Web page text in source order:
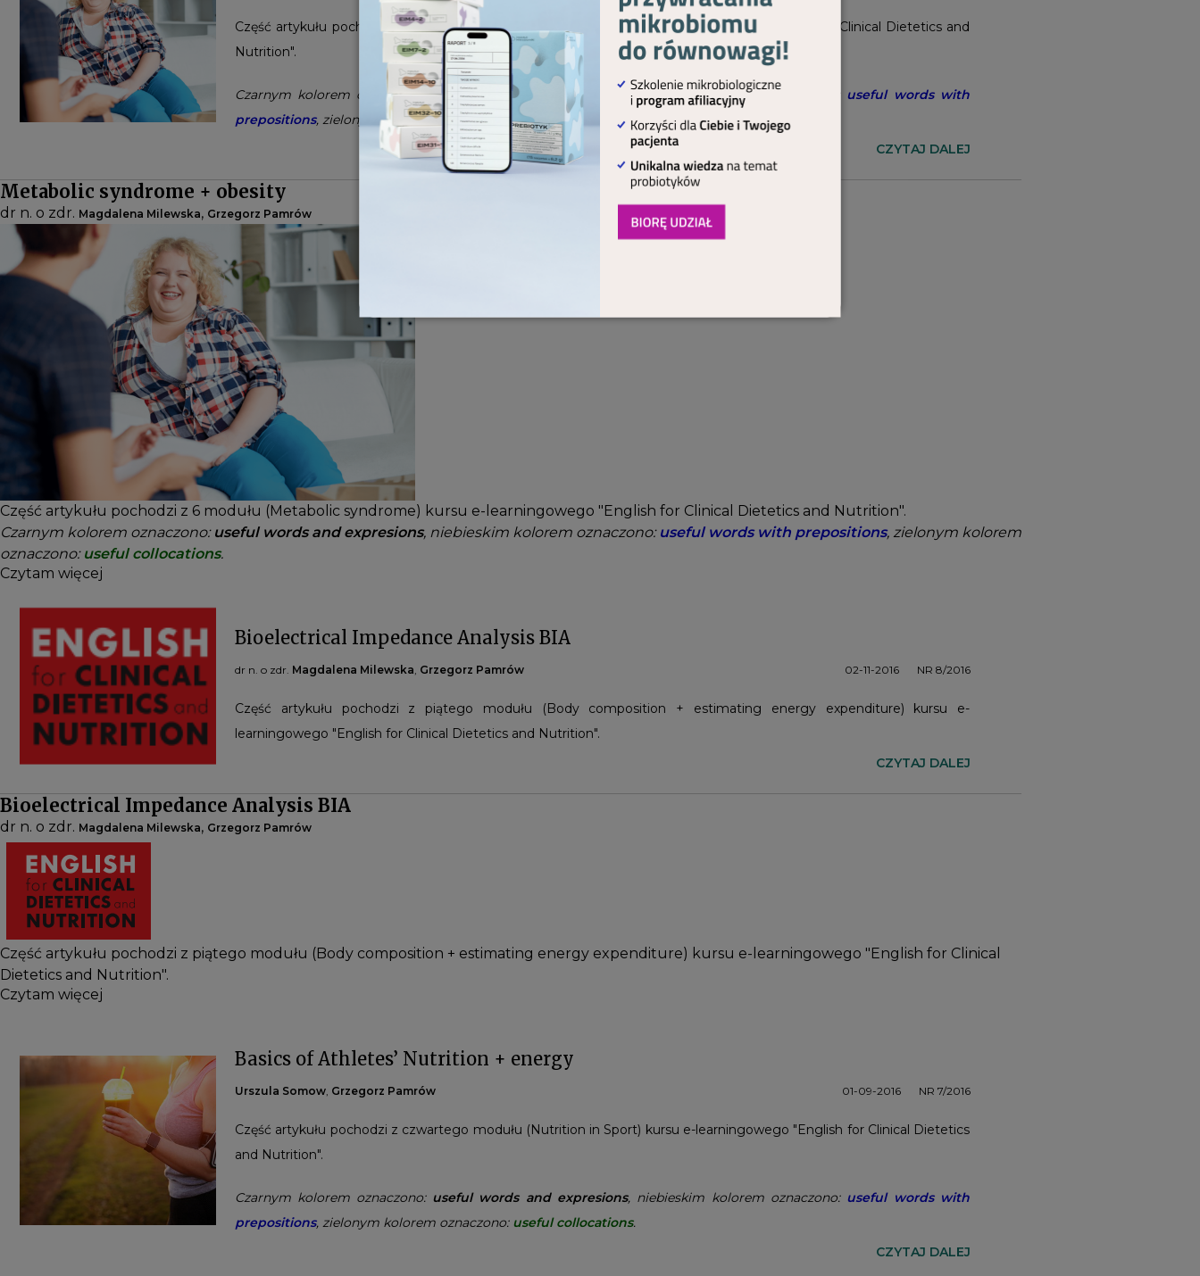
Część artykułu pochodzi z 6 modułu (Metabolic syndrome) kursu e-learningowego "English for Clinical Dietetics and
Nutrition".
Czarnym kolorem oznaczono:useful words and expresions , niebieskim kolorem oznaczono: useful words with
prepositions, zielonym kolorem oznaczono:useful collocations.
CZYTAJ DALEJ
Metabolic syndrome + obesity
dr n. o zdr. Magdalena Milewska, Grzegorz Pamrów
Część artykułu pochodzi z 6 modułu (Metabolic syndrome) kursu e-learningowego "English for Clinical Dietetics and Nutrition".
Czarnym kolorem oznaczono: useful words and expresions, niebieskim kolorem oznaczono: useful words with prepositions, zielonym kolorem
oznaczono: useful collocations.
Czytam więcej
Bioelectrical Impedance Analysis BIA
dr n. o zdr. Magdalena Milewska, Grzegorz Pamrów 02-11-2016 NR 8/2016
Część artykułu pochodzi z piątego modułu (Body composition + estimating energy expenditure) kursu e-
learningowego "English for Clinical Dietetics and Nutrition".
CZYTAJ DALEJ
Bioelectrical Impedance Analysis BIA
dr n. o zdr. Magdalena Milewska, Grzegorz Pamrów
Część artykułu pochodzi z piątego modułu (Body composition + estimating energy expenditure) kursu e-learningowego "English for Clinical
Dietetics and Nutrition".
Czytam więcej
Basics of Athletes’ Nutrition + energy
Urszula Somow, Grzegorz Pamrów 01-09-2016 NR 7/2016
Część artykułu pochodzi z czwartego modułu (Nutrition in Sport) kursu e-learningowego "English for Clinical Dietetics
and Nutrition".
Czarnym kolorem oznaczono: useful words and expresions, niebieskim kolorem oznaczono: useful words with
prepositions, zielonym kolorem oznaczono: useful collocations.
CZYTAJ DALEJ